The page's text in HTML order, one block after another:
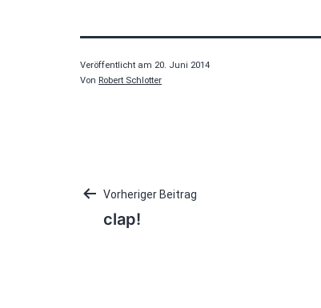
Veröffentlicht am 20. Juni 2014
Von Robert Schlotter
Beitragsnavigation
Vorheriger Beitrag
clap!